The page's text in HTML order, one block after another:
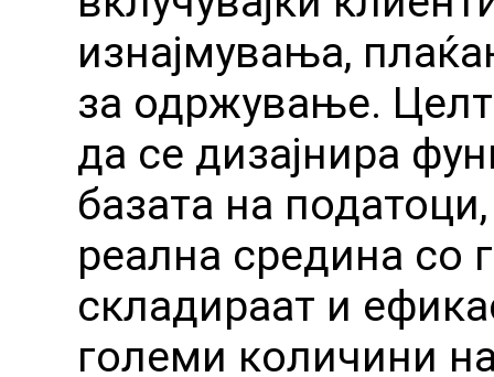
изнајмувања,
за одржување.
да се дизајнира
базата на
реална средина со
складираат и
големи количини